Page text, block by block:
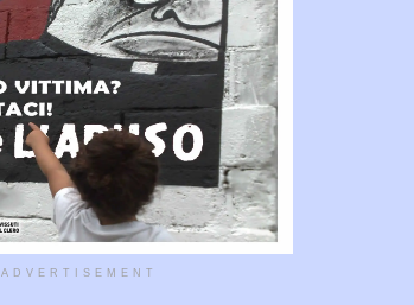
ADVERTISEMENT